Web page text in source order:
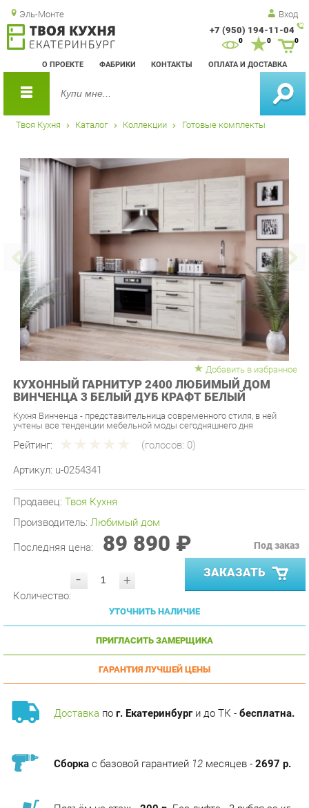
Эль-Монте Вход
+7 (950) 194-11-04
О ПРОЕКТЕ ФАБРИКИ КОНТАКТЫ ОПЛАТА И ДОСТАВКА
0 0
Твоя Кухня Каталог Коллекции Готовые комплекты
Добавить в избранное
КУХОННЫЙ ГАРНИТУР 2400 ЛЮБИМЫЙ ДОМ
ВИНЧЕНЦА 3 БЕЛЫЙ ДУБ КРАФТ БЕЛЫЙ
Кухня Винченца - представительница современного стиля, в ней
Рейтинг: (голосов: 0)
Артикул: u-0254341
Производитель: Любимый дом
Последняя цена: 89 890 ₽
- ЗАКАЗАТЬ
УТОЧНИТЬ НАЛИЧИЕ
ПРИГЛАСИТЬ ЗАМЕРЩИКА
ГАРАНТИЯ ЛУЧШЕЙ ЦЕНЫ
Доставкапог. Екатеринбурги до ТК -бесплатна.